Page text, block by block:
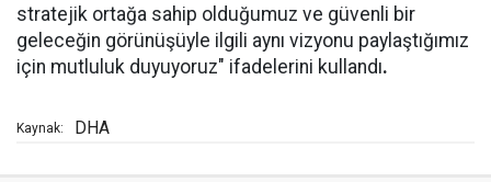
stratejik ortağa sahip olduğumuz ve güvenli bir
geleceğin görünüşüyle ilgili aynı vizyonu paylaştığımız
için mutluluk duyuyoruz" ifadelerini kullandı.
Kaynak: DHA